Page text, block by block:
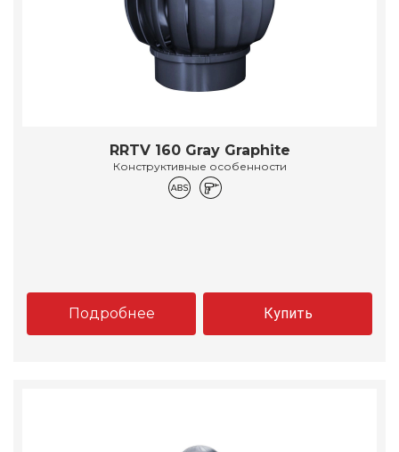
RRTV 160 Gray Graphite
Конструктивные особенности
Подробнее Купить